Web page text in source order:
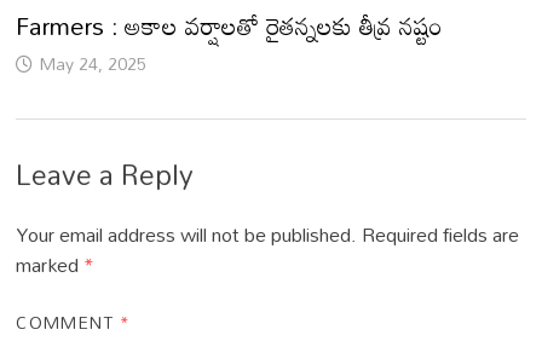
Farmers : అకాల వర్షాలతో రైతన్నలకు తీవ్ర నష్టం
May 24, 2025
Leave a Reply
Your email address will not be published. Required fields are
marked*
COMMENT *